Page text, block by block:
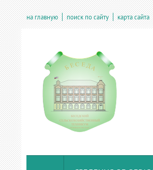
на главную поиск по сайту карта сайта